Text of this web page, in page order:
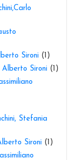
Sironi (1)
Alberto Sironi (1)
Stefania
Sironi (1)